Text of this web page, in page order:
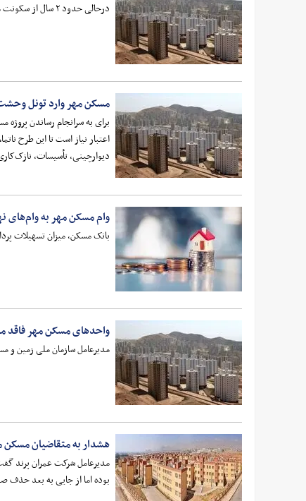
درحالی حدود ۲ سال از سکونت مردم در برخی پروژه‌های مسکن مهر شهر پرند می‌گذرد که اداره گاز اواخر ماه قبل گاز واحدهای این طرح را قطع کرده است.
مسکن مهر وارد تونل
دیوارچینی، تأسیسات،
وام مسکن مهر به
بانک مسکن، میزان تسهیلات
واحدهای مسکن مهر فاقد
مدیرعامل سازمان ملی زمین
هشدار به متقاضیان مسکن
مدیرعامل شرکت عمران پرند
بوده اما از جایی به بعد حذف